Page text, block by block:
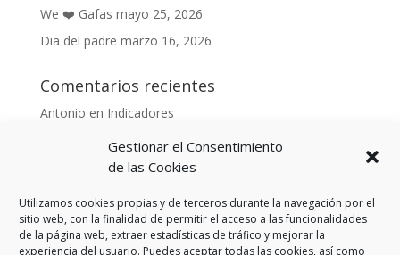
Gestionar el Consentimiento
de las Cookies
Utilizamos cookies propias y de terceros durante la navegación por el
sitio web, con la finalidad de permitir el acceso a las funcionalidades
de la página web, extraer estadísticas de tráfico y mejorar la
experiencia del usuario. Puedes aceptar todas las cookies, así como
We ❤️ Gafas mayo 25, 2026
Dia del padre marzo 16, 2026
Comentarios recientes
Antonio en Indicadores
enIndicadores
enDe cara al buen tiempo